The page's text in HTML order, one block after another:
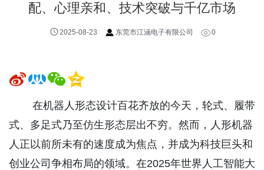
配、心理亲和、技术突破与千亿市场
2025-08-23 东莞市江涵电子有限公司 0
在机器人形态设计百花齐放的今天，轮式、履带
式、多足式乃至仿生形态层出不穷。然而，人形机器
人正以前所未有的速度成为焦点，并成为科技巨头和
创业公司争相布局的领域。在2025年世界人工智能大